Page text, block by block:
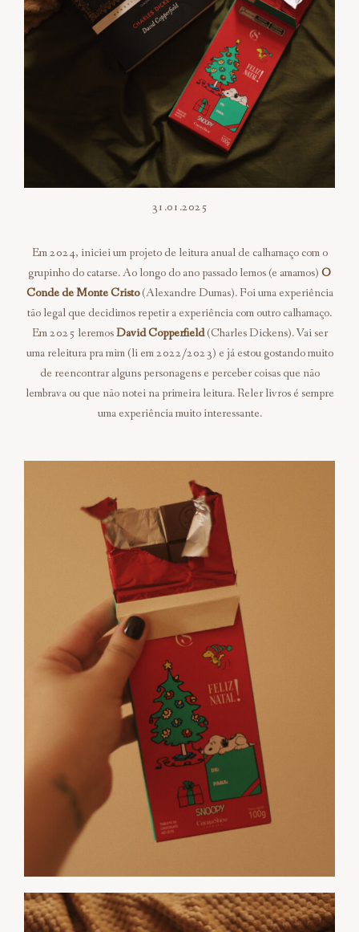
31.01.2025
Em 2024, iniciei um projeto de leitura anual de calhamaço com o
grupinho do catarse. Ao longo do ano passado lemos (e amamos) O
Conde de Monte Cristo(Alexandre Dumas). Foi uma experiência
tão legal que decidimos repetir a experiência com outro calhamaço.
Em 2025 leremosDavid Copperfield(Charles Dickens). Vai ser
uma releitura pra mim (li em 2022/2023) e já estou gostando muito
de reencontrar alguns personagens e perceber coisas que não
lembrava ou que não notei na primeira leitura. Reler livros é sempre
uma experiência muito interessante.